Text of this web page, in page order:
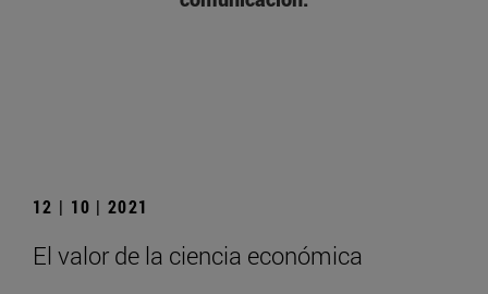
12 | 10 | 2021
El valor de la ciencia económica